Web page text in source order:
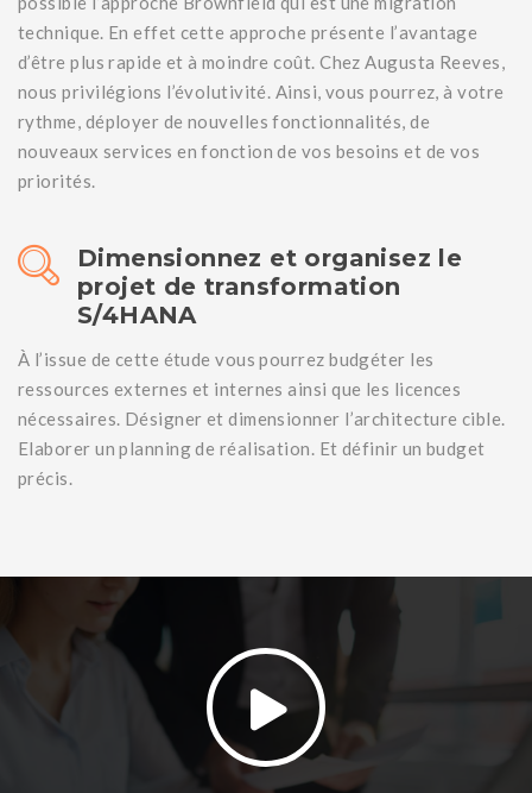
technique. En effet cette approche présente l’avantage
d’être plus rapide et à moindre coût. Chez Augusta Reeves,
nous privilégions l’évolutivité. Ainsi, vous pourrez, à votre
rythme, déployer de nouvelles fonctionnalités, de
nouveaux services en fonction de vos besoins et de vos
priorités.
Dimensionnez et organisez le
projet de transformation
S/4HANA
À l’issue de cette étude vous pourrez budgéter les
ressources externes et internes ainsi que les licences
nécessaires. Désigner et dimensionner l’architecture cible.
Elaborer un planning de réalisation. Et définir un budget
précis.